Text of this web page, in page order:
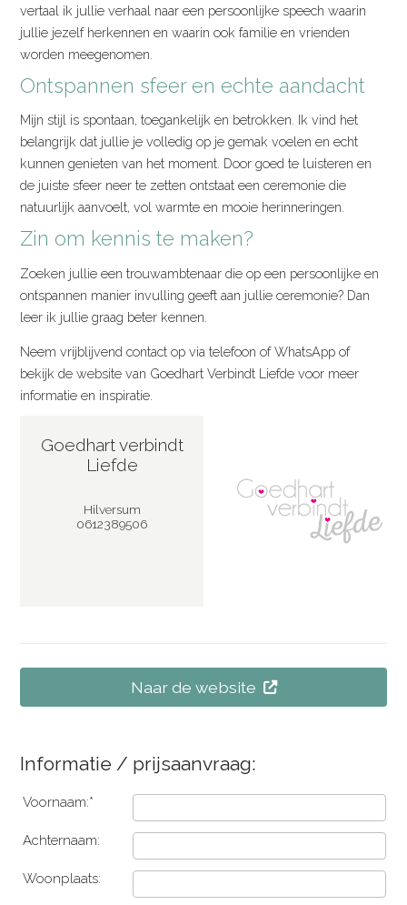
vertaal ik jullie verhaal naar een persoonlijke speech waarin
jullie jezelf herkennen en waarin ook familie en vrienden
worden meegenomen.
Ontspannen sfeer en echte aandacht
Mijn stijl is spontaan, toegankelijk en betrokken. Ik vind het
belangrijk dat jullie je volledig op je gemak voelen en echt
kunnen genieten van het moment. Door goed te luisteren en
de juiste sfeer neer te zetten ontstaat een ceremonie die
natuurlijk aanvoelt, vol warmte en mooie herinneringen.
Zin om kennis te maken?
Zoeken jullie een trouwambtenaar die op een persoonlijke en
ontspannen manier invulling geeft aan jullie ceremonie? Dan
leer ik jullie graag beter kennen.
Neem vrijblijvend contact op via telefoon of WhatsApp of
bekijk de website van Goedhart Verbindt Liefde voor meer
informatie en inspiratie.
Goedhart verbindt
Liefde
Hilversum
0612389506
Naar de website
Informatie / prijsaanvraag:
Voornaam:*
Achternaam:
Woonplaats: